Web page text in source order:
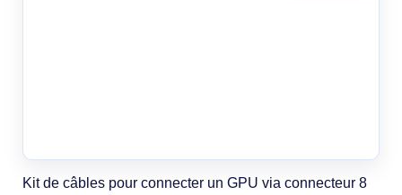
Kit de câbles pour connecter un GPU via connecteur 8